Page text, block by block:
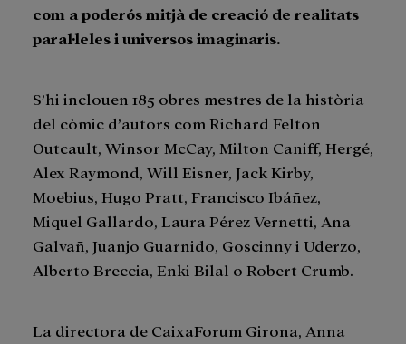
com a poderós mitjà de creació de realitats
paral·leles i universos imaginaris.
S’hi inclouen 185 obres mestres de la història
del còmic d’autors com Richard Felton
Outcault, Winsor McCay, Milton Caniff, Hergé,
Alex Raymond, Will Eisner, Jack Kirby,
Moebius, Hugo Pratt, Francisco Ibáñez,
Miquel Gallardo, Laura Pérez Vernetti, Ana
Galvañ, Juanjo Guarnido, Goscinny i Uderzo,
Alberto Breccia, Enki Bilal o Robert Crumb.
La directora de CaixaForum Girona, Anna